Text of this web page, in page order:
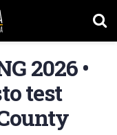
2026 •
test